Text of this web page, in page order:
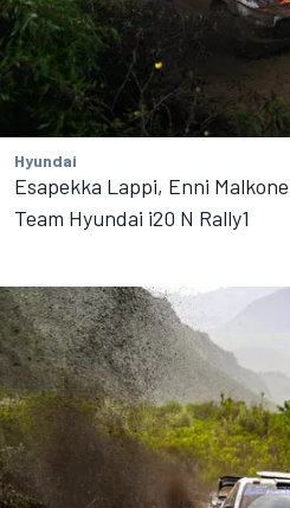
Hyundai
Esapekka Lappi, Enni
Team Hyundai i20 N Rally1